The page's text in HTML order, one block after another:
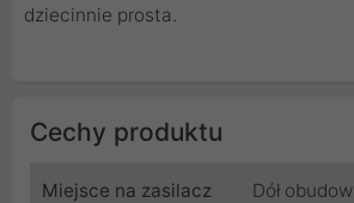
dziecinnie prosta.
Cechy produktu
Miejsce na zasilacz Dół